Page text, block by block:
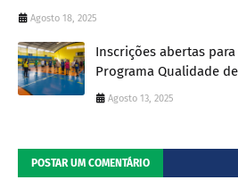
Agosto 18, 2025
Inscrições abertas
Programa Qualidade
Agosto 13, 2025
POSTAR UM COMENTÁRIO